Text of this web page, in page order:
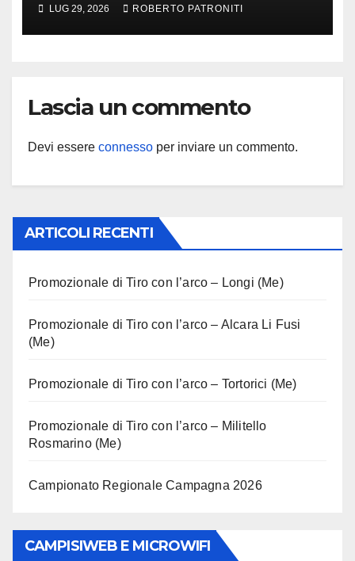
LUG 29, 2026 ROBERTO PATRONITI
Lascia un commento
Devi essere connesso per inviare un commento.
ARTICOLI RECENTI
Promozionale di Tiro con l’arco – Longi (Me)
Promozionale di Tiro con l’arco – Alcara Li Fusi
(Me)
Promozionale di Tiro con l’arco – Tortorici (Me)
Promozionale di Tiro con l’arco – Militello
Rosmarino (Me)
Campionato Regionale Campagna 2026
CAMPISIWEB E MICROWIFI